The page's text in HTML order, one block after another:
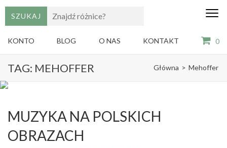
KONTO BLOG O NAS KONTAKT 0
content
Gry,
i
książki
dla
TAG: MEHOFFER Główna > Mehoffer
MUZYKA NA POLSKICH
OBRAZACH